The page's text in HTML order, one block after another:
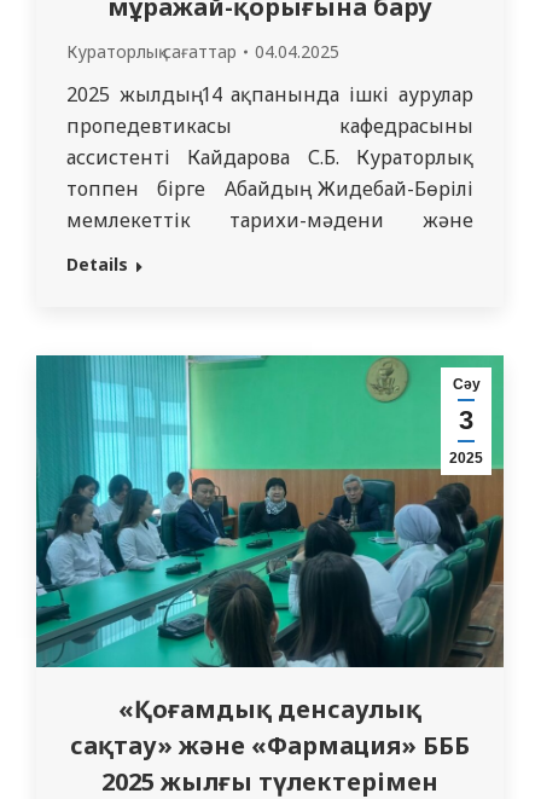
Кураторлық сағаттар 04.04.2025
2025 жылдың 14 ақпанында ішкі аурулар
пропедевтикасы кафедрасының
ассистенті Кайдарова С.Б. Кураторлық
топпен бірге Абайдың Жидебай-Бөрілі
мемлекеттік тарихи-мәдени және
әдеби-мемориалдық мұражай-қорығына
қазақ ақыны әрі философы Абай
Құнанбайұлының мұрасын сақтаушы
бірегей мәдени-тарихи нысан. Музей-
қорығы Қазақстанның мәдени мұрасын
сақтау және насихаттау саласындағы
маңызды орталық болып табылады. Оның…
Details
Сәу
3
2025
«Қоғамдық денсаулық
сақтау» және «Фармация» БББ
2025 жылғы түлектерімен